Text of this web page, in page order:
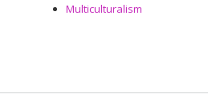
Multiculturalism